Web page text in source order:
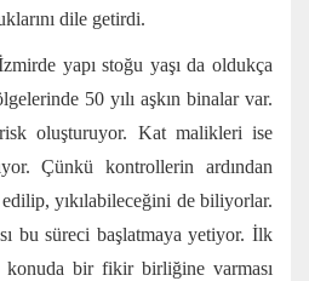
dile getirdi.
yapı stoğu yaşı da oldukça
50 yılı aşkın binalar var.
oluşturuyor. Kat malikleri ise
Çünkü kontrollerin ardından
yıkılabileceğini de biliyorlar.
bu süreci başlatmaya yetiyor. İlk
bir fikir birliğine varması